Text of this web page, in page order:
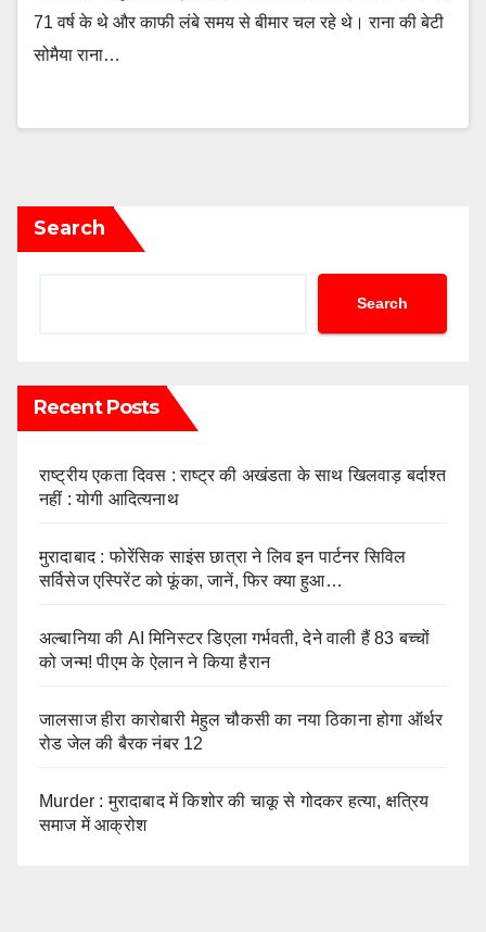
71 वर्ष के थे और काफी लंबे समय से बीमार चल रहे थे। राना की बेटी
सोमैया राना…
Search
Search
Recent Posts
राष्ट्रीय एकता दिवस : राष्ट्र की अखंडता के साथ खिलवाड़ बर्दाश्त
नहीं : योगी आदित्यनाथ
मुरादाबाद : फोरेंसिक साइंस छात्रा ने लिव इन पार्टनर सिविल
सर्विसेज एस्पिरेंट को फूंका, जानें, फिर क्या हुआ…
अल्बानिया की AI मिनिस्‍टर डिएला गर्भवती, देने वाली हैं 83 बच्चों
को जन्‍म! पीएम के ऐलान ने किया हैरान
जालसाज हीरा कारोबारी मेहुल चौकसी का नया ठिकाना होगा ऑर्थर
रोड जेल की बैरक नंबर 12
Murder : मुरादाबाद में किशोर की चाकू से गोदकर हत्या, क्षत्रिय
समाज में आक्रोश